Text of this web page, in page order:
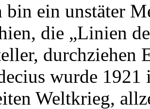
bin ein unstäter
die „Linien
durchziehen
wurde
Weltkrieg,